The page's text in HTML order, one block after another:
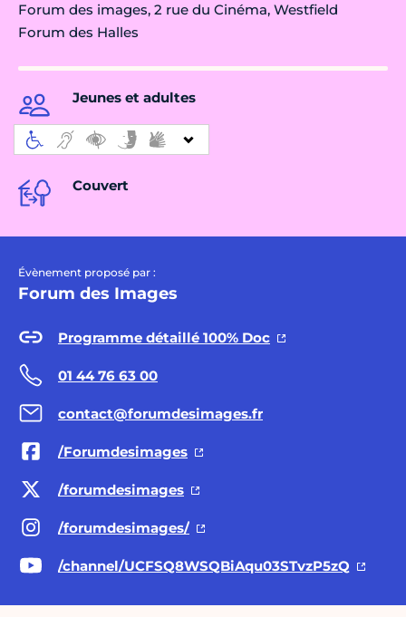
Forum des images, 2 rue du Cinéma, Westfield
Forum des Halles
Jeunes et adultes
Couvert
Évènement proposé par :
Forum des Images
Programme détaillé 100% Doc
01 44 76 63 00
contact@forumdesimages.fr
/Forumdesimages
/forumdesimages
/forumdesimages/
/channel/UCFSQ8WSQBiAqu03STvzP5zQ